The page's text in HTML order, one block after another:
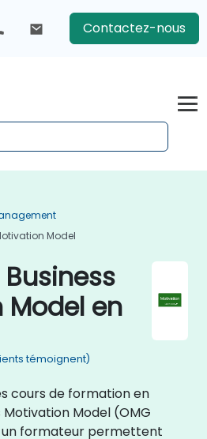
Contactez-nous
Model
en
témoignent)
cours de formation en
Model (OMG
un formateur permettent